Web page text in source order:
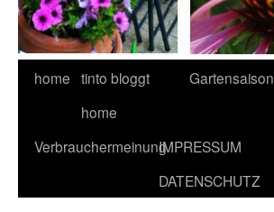
home tinto bloggt
home
Gartensaison
VerbrauchermeinungIMPRESSUM
DATENSCHUTZ